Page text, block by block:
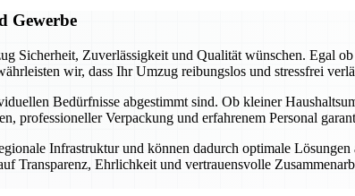
Gewerbe
Sicherheit, Zuverlässigkeit und Qualität wünschen. Egal
wir, dass Ihr Umzug reibungslos und stressfrei
Bedürfnisse abgestimmt sind. Ob kleiner
Verpackung und erfahrenem Personal
Infrastruktur und können dadurch optimale
Transparenz, Ehrlichkeit und vertrauensvolle